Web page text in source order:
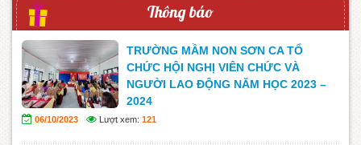
Thông báo
TRƯỜNG MẦM NON SƠN CA TỔ
CHỨC HỘI NGHỊ VIÊN CHỨC VÀ
NGƯỜI LAO ĐỘNG NĂM HỌC 2023 –
2024
06/10/2023 Lượt xem: 121